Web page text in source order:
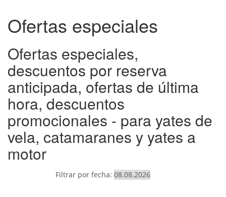
Ofertas especiales
Ofertas especiales,
descuentos por reserva
anticipada, ofertas de última
hora, descuentos
promocionales - para yates de
vela, catamaranes y yates a
motor